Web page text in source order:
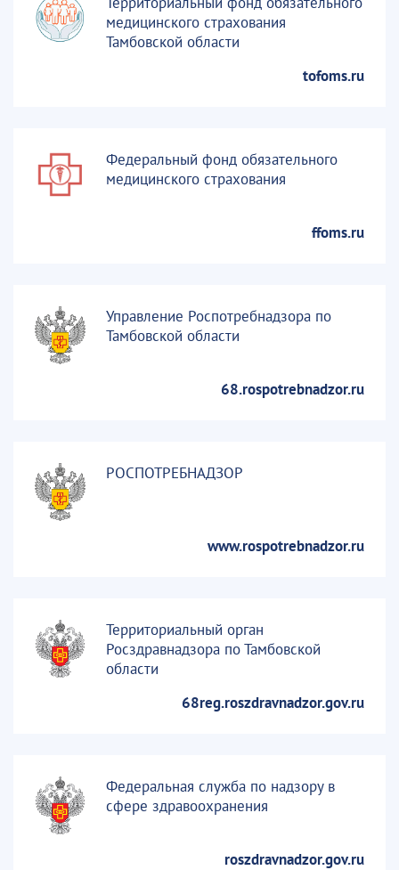
медицинского страхования
Тамбовской области
tofoms.ru
Федеральный фонд обязательного
медицинского страхования
ffoms.ru
Управление Роспотребнадзора по
Тамбовской области
68.rospotrebnadzor.ru
РОСПОТРЕБНАДЗОР
www.rospotrebnadzor.ru
Территориальный орган
Росздравнадзора по Тамбовской
области
68reg.roszdravnadzor.gov.ru
Федеральная служба по надзору в
сфере здравоохранения
roszdravnadzor.gov.ru